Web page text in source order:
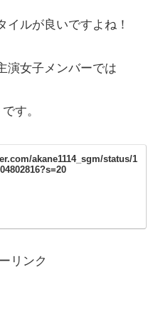
イルが良いですよね！
演女子メンバーでは
す。
akane1114_sgm/status/1
リンク